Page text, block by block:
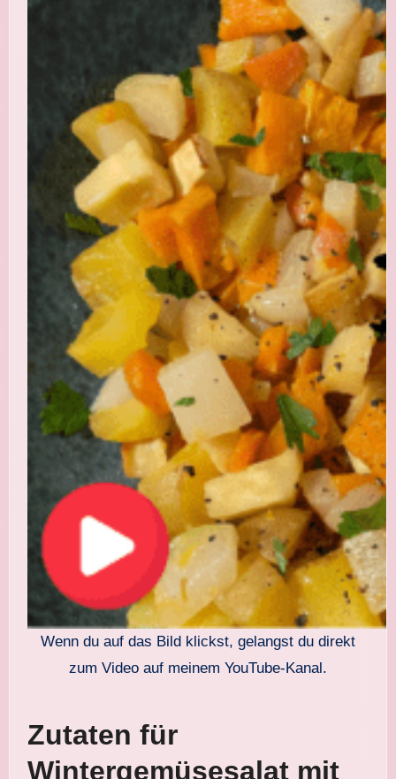
Wenn du auf das Bild klickst, gelangst du direkt
zum Video auf meinem YouTube-Kanal.
Zutaten für
Wintergemüsesalat mit